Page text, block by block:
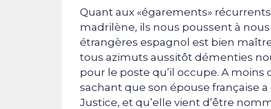
Quant aux «égarements»
madrilène, ils nous poussent à
étrangères espagnol est bien
tous azimuts aussitôt démenties
pour le poste qu’il occupe. A
sachant que son épouse française
Justice, et qu’elle vient d’être